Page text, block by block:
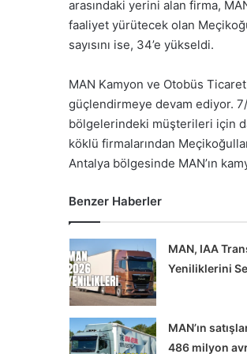
arasındaki yerini alan firma,
faaliyet yürütecek olan
sayısını ise, 34’e yükseldi.
MAN Kamyon ve Otobüs
güçlendirmeye devam ediyor. 7/
bölgelerindeki müşterileri için
köklü firmalarından
Antalya bölgesinde MAN’ın
Benzer Haberler
MAN, IAA
Yeniliklerini
MAN’ın
486 milyon